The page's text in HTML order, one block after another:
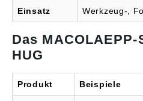
Einsatz Werkzeug-,
Das
HUG
Produkt Beispiele